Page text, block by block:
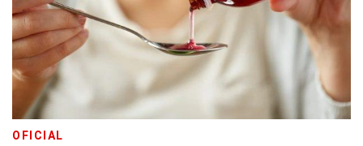
OFICIAL